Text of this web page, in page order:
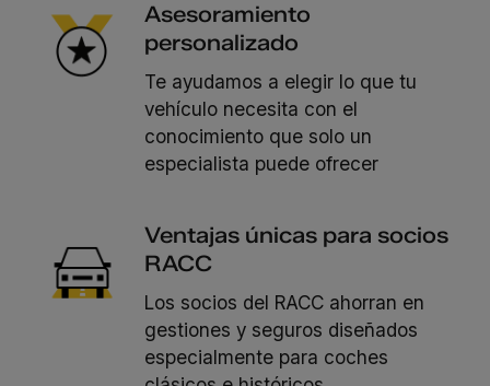
Asesoramiento
personalizado
Te ayudamos a elegir lo que tu
vehículo necesita con el
conocimiento que solo un
especialista puede ofrecer
Ventajas únicas para socios
RACC
Los socios del RACC ahorran en
gestiones y seguros diseñados
especialmente para coches